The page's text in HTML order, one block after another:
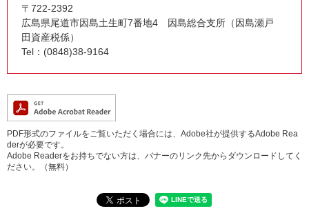
〒722-2392
広島県尾道市因島土生町7番地4 因島総合支所（因島瀬戸
田資産税係）
Tel：(0848)38-9164
PDF形式のファイルをご覧いただく場合には、Adobe社が提供するAdobe Rea
derが必要です。
Adobe Readerをお持ちでない方は、バナーのリンク先からダウンロードしてく
ださい。（無料）